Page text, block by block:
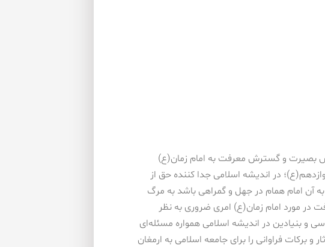
بصیرت و گسترش معرفت به امام زمان(ع)
در اندیشه اسلامی جدا کننده حق از
امام همام در جهل و گمراهی باشد به مرگ
مورد امام زمان(ع) امری ضروری به نظر
و بنیادین در اندیشه اسلامی همواره مسئله‌ای
برکات فراوانی را برای جامعه اسلامی به ارمغان